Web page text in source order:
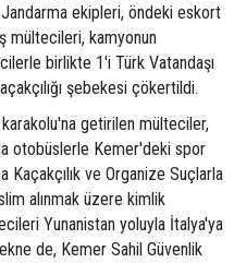
ekipleri, öndeki eskort
mültecileri, kamyonun
birlikte 1'i Türk Vatandaşı
şebekesi çökertildi.
getirilen mülteciler,
otobüslerle Kemer'deki spor
Kaçakçılık ve Organize Suçlarla
alınmak üzere kimlik
Yunanistan yoluyla İtalya'ya
de, Kemer Sahil Güvenlik